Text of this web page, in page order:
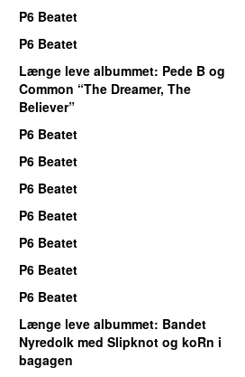
P6 Beatet
P6 Beatet
Længe leve albummet: Pede B og
Common “The Dreamer, The
Believer”
P6 Beatet
P6 Beatet
P6 Beatet
P6 Beatet
P6 Beatet
P6 Beatet
P6 Beatet
Længe leve albummet: Bandet
Nyredolk med Slipknot og koRn i
bagagen